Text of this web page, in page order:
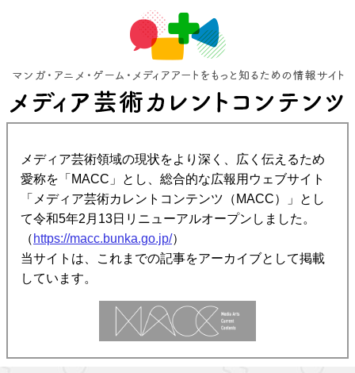
メディア芸術領域の現状をより深く、広く伝えるため
愛称を「MACC」とし、総合的な広報用ウェブサイト
「メディア芸術カレントコンテンツ（MACC）」とし
て令和5年2月13日リニューアルオープンしました。
（ https://macc.bunka.go.jp/）
当サイトは、これまでの記事をアーカイブとして掲載
しています。